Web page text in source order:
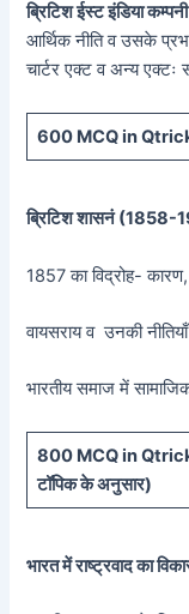
ब्रिटिश ईस्ट इंडिया कम्पनी
आर्थिक नीति व उसके
चार्टर एक्ट व अन्य एक्टः
600 MCQ in
ब्रिटिश शासनं (1858-
1857 का विद्रोह-
वायसराय व उनकी
भारतीय समाज में
800 MCQ in
टॉपिक के अनुसार)
भारत में राष्ट्रवाद का